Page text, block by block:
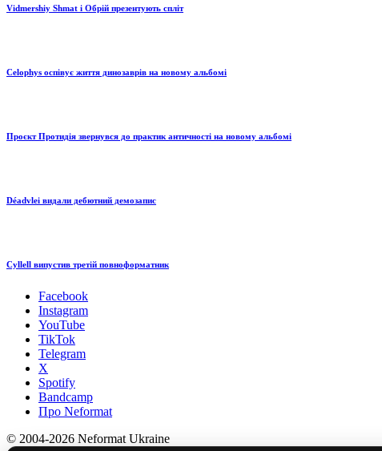
Vidmershiy Shmat і Обрій презентують спліт
Celophys оспівує життя динозаврів на новому альбомі
Проєкт Протидія звернувся до практик античності на новому альбомі
Déadvlei видали дебютний демозапис
Cyllell випустив третій повноформатник
Facebook
Instagram
YouTube
TikTok
Telegram
X
Spotify
Bandcamp
Про Neformat
© 2004-2026 Neformat Ukraine